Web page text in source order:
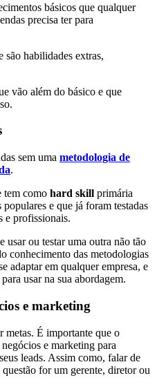
básicos que qualquer
precisa ter para
são habilidades extras,
vão além do básico e que
sem uma metodologia de
.
tem como hard skill primária
populares e que já foram testadas
e profissionais.
usar ou testar uma outra não tão
conhecimento das metodologias
adaptar em qualquer empresa, e
usar na sua abordagem.
e marketing
metas. É importante que o
e marketing para
leads. Assim como, falar de
for um gerente, diretor ou